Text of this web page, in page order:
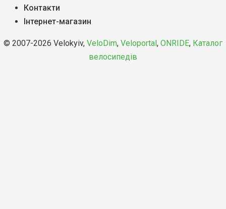
Контакти
Інтернет-магазин
© 2007-2026 Velokyiv, VeloDim, Veloportal , ONRIDE, Каталог
велосипедів